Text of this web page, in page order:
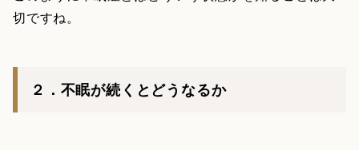
切ですね。
２．不眠が続くとどうなるか